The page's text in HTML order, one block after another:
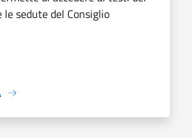
sedute del Consiglio